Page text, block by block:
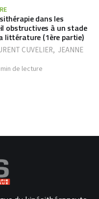
dans les
obstructives à un stade
littérature (1ère partie)
CUVELIER, JEANNE
de lecture